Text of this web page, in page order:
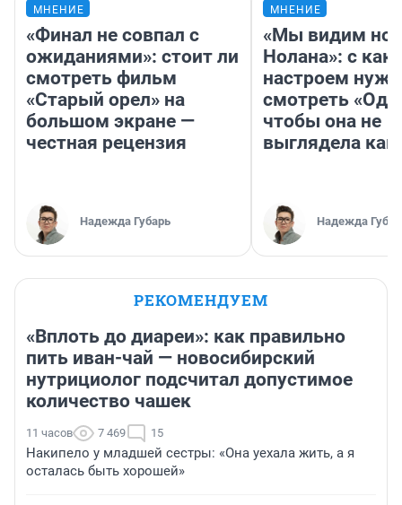
МНЕНИЕ
«Финал не совпал с
ожиданиями»: стоит ли
смотреть фильм
«Старый орел» на
большом экране —
честная рецензия
Надежда Губарь
МНЕНИЕ
«Мы видим
Нолана»: с
настроем
смотреть
чтобы она не
выглядела как
Надежда
РЕКОМЕНДУЕМ
«Вплоть до диареи»: как правильно
пить иван-чай — новосибирский
нутрициолог подсчитал допустимое
количество чашек
11 часов 7 469 15
Накипело у младшей сестры: «Она уехала жить, а я
осталась быть хорошей»